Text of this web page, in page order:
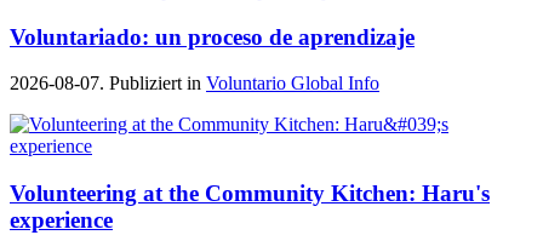
Voluntariado: un proceso de aprendizaje
2026-08-07. Publiziert in Voluntario Global Info
Volunteering at the Community Kitchen: Haru's
experience